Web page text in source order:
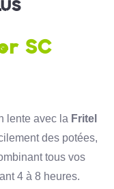
SC
lente avec la Fritel
des potées,
tous vos
4 à 8 heures.